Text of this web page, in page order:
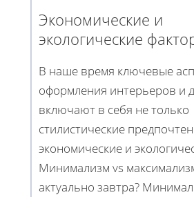
Экономические и
экологические
В наше время ключевые
оформления интерьеров и
включают в себя не только
стилистические
экономические и
Минимализм vs
актуально завтра?